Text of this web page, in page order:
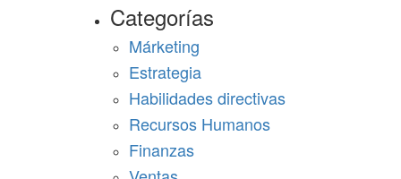
Categorías
Márketing
Estrategia
Habilidades directivas
Recursos Humanos
Finanzas